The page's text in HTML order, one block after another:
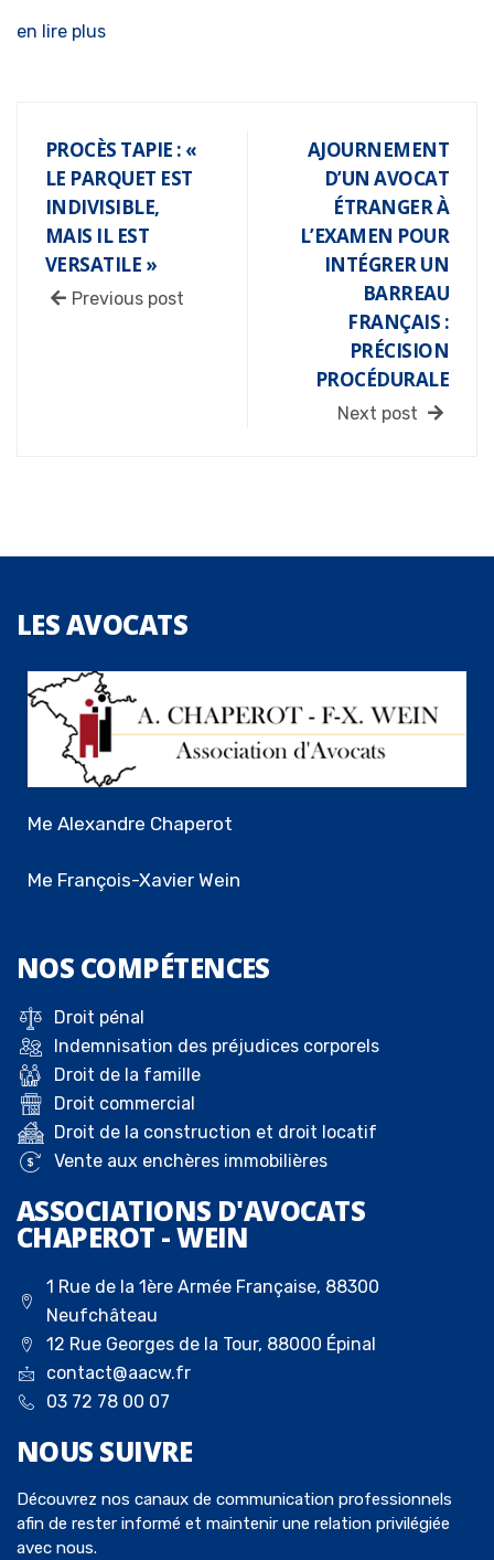
en lire plus
PROCÈS TAPIE : «
LE PARQUET EST
INDIVISIBLE,
MAIS IL EST
VERSATILE »
Previous post
AJOURNEMENT
D’UN AVOCAT
ÉTRANGER À
L’EXAMEN POUR
INTÉGRER UN
BARREAU
FRANÇAIS :
PRÉCISION
PROCÉDURALE
Next post
LESAVOCATS
Me Alexandre Chaperot
Me François-Xavier Wein
NOS COMPÉTENCES
Droit pénal
Indemnisation des préjudices corporels
Droit de la famille
Droit commercial
Droit de la construction et droit locatif
Vente aux enchères immobilières
ASSOCIATIONS D'AVOCATS
CHAPEROT - WEIN
1 Rue de la 1ère Armée Française, 88300
Neufchâteau
12 Rue Georges de la Tour, 88000 Épinal
contact@aacw.fr
03 72 78 00 07
NOUS SUIVRE
Découvrez nos canaux de communication professionnels
afin de rester informé et maintenir une relation privilégiée
avec nous.